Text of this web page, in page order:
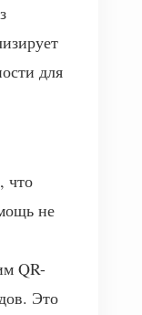
для
что
не
QR-
Это